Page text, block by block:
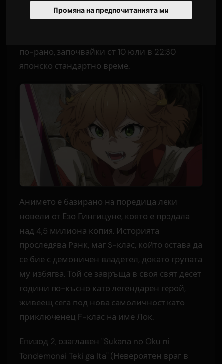
Промяна на предпочитанията ми
Natteita.' (Koko Ore) излъчва на 13 юли. За
международните зрители новите епизоди
по-рано, започвайки от 10 юли в 22:30
японско стандартно време.
Анимето е базирано на поредица леки
новели от Езо Гингицуне, която е продала
над 4,5 милиона копия. Историята
проследява Ранк, маг S-клас, който остава да
се бие с демоничен владетел, докато групата
му избягва. Той се завръща в своя свят десет
години по-късно като легендарен герой,
живеещ сега под нова самоличност като
приключенец F-клас на име Лок.
Епизод 2, озаглавен "Sukana no Oku ni
Tondemonai Teki ga Ita" (Невероятен враг в